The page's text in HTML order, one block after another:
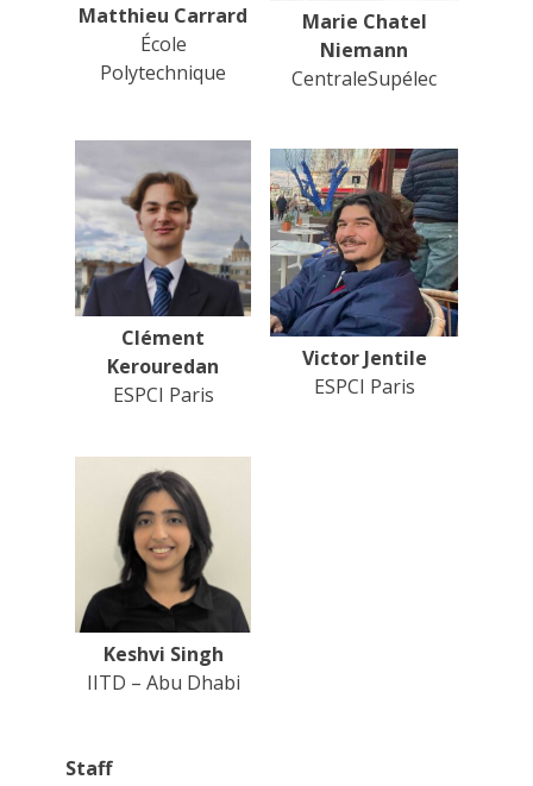
Matthieu Carrard
École
Polytechnique
Marie Chatel
Niemann
CentraleSupélec
Clément
Kerouredan
ESPCI Paris
Victor Jentile
ESPCI Paris
Keshvi Singh
IITD – Abu Dhabi
Staff